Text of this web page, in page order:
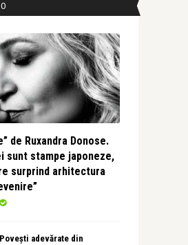
de Ruxandra Donose.
sunt stampe japoneze,
surprind arhitectura
adevărate din